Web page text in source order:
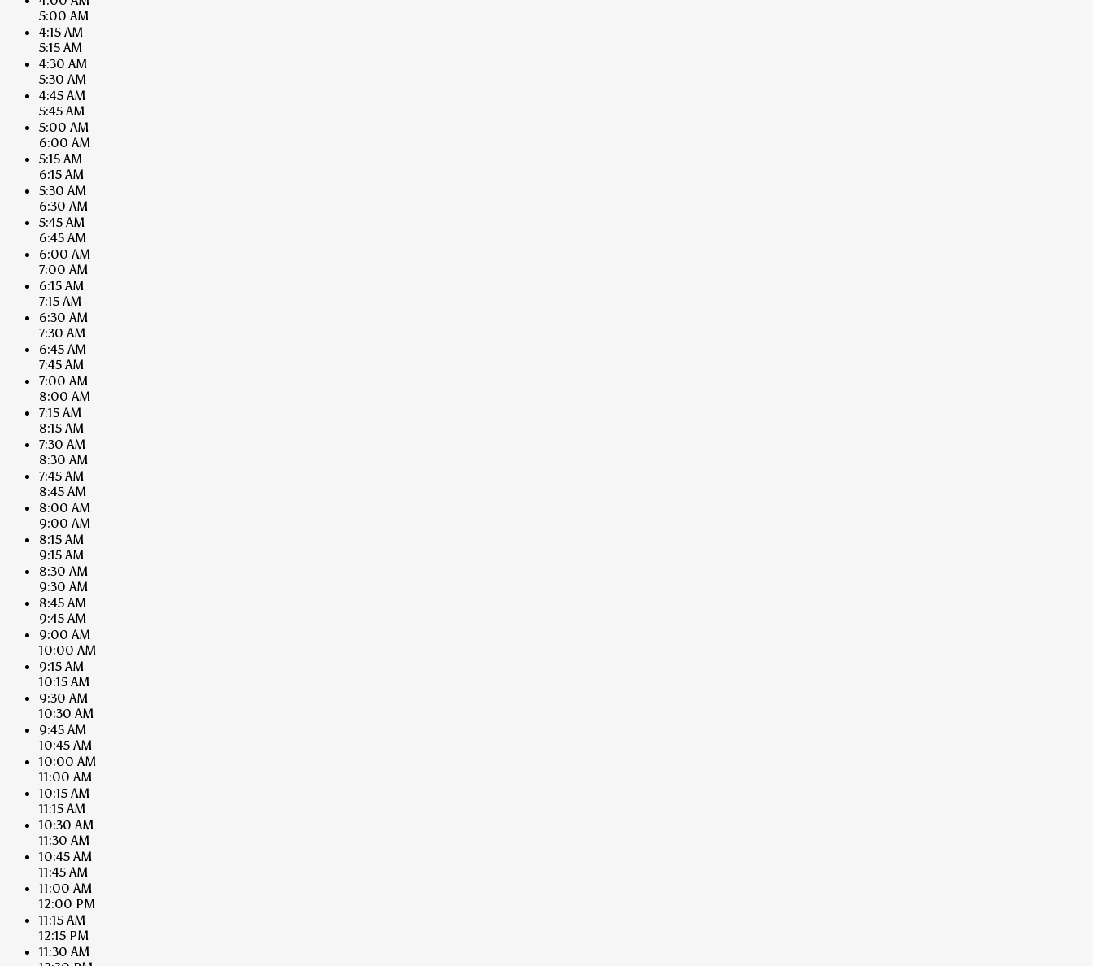
5:00 AM
4:15 AM
5:15 AM
4:30 AM
5:30 AM
4:45 AM
5:45 AM
5:00 AM
6:00 AM
5:15 AM
6:15 AM
5:30 AM
6:30 AM
5:45 AM
6:45 AM
6:00 AM
7:00 AM
6:15 AM
7:15 AM
6:30 AM
7:30 AM
6:45 AM
7:45 AM
7:00 AM
8:00 AM
7:15 AM
8:15 AM
7:30 AM
8:30 AM
7:45 AM
8:45 AM
8:00 AM
9:00 AM
8:15 AM
9:15 AM
8:30 AM
9:30 AM
8:45 AM
9:45 AM
9:00 AM
10:00 AM
9:15 AM
10:15 AM
9:30 AM
10:30 AM
9:45 AM
10:45 AM
10:00 AM
11:00 AM
10:15 AM
11:15 AM
10:30 AM
11:30 AM
10:45 AM
11:45 AM
11:00 AM
12:00 PM
11:15 AM
12:15 PM
11:30 AM